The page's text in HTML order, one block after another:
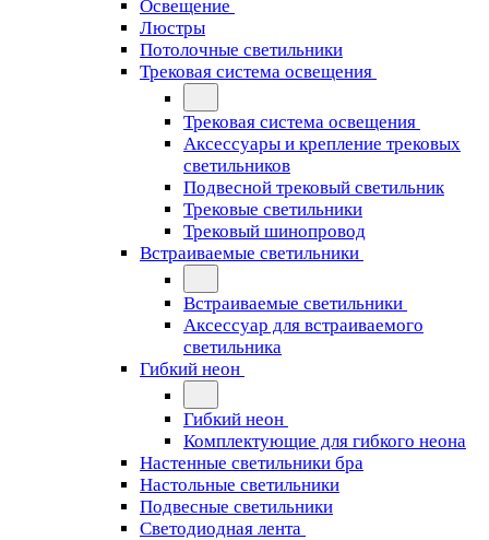
Освещение
Люстры
Потолочные светильники
Трековая система освещения
Трековая система освещения
Аксессуары и крепление трековых
светильников
Подвесной трековый светильник
Трековые светильники
Трековый шинопровод
Встраиваемые светильники
Встраиваемые светильники
Аксессуар для встраиваемого
светильника
Гибкий неон
Гибкий неон
Комплектующие для гибкого неона
Настенные светильники бра
Настольные светильники
Подвесные светильники
Светодиодная лента